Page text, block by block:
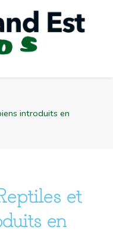
introduits en
et
en